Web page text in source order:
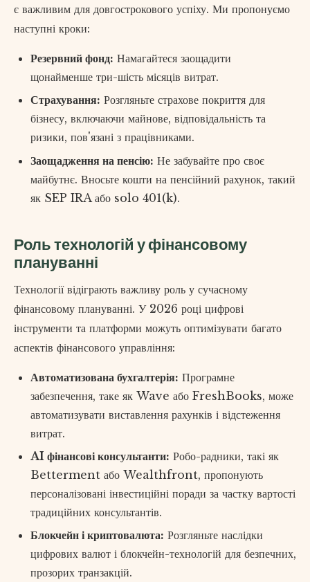
є важливим для довгострокового успіху. Ми пропонуємо
наступні кроки:
Резервний фонд: Намагайтеся заощадити
щонайменше три-шість місяців витрат.
Страхування: Розгляньте страхове покриття для
бізнесу, включаючи майнове, відповідальність та
ризики, пов'язані з працівниками.
Заощадження на пенсію: Не забувайте про своє
майбутнє. Вносьте кошти на пенсійний рахунок, такий
як SEP IRA або solo 401(k).
Роль технологій у фінансовому
плануванні
Технології відіграють важливу роль у сучасному
фінансовому плануванні. У 2026 році цифрові
інструменти та платформи можуть оптимізувати багато
аспектів фінансового управління:
Автоматизована бухгалтерія: Програмне
забезпечення, таке як Wave або FreshBooks, може
автоматизувати виставлення рахунків і відстеження
витрат.
AI фінансові консультанти: Робо-радники, такі як
Betterment або Wealthfront, пропонують
персоналізовані інвестиційні поради за частку вартості
традиційних консультантів.
Блокчейн і криптовалюта: Розгляньте наслідки
цифрових валют і блокчейн-технологій для безпечних,
прозорих транзакцій.